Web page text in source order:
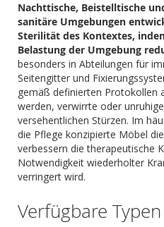
Nachttische, Beistelltische
sanitäre Umgebungen
Sterilität des Kontextes,
Belastung der Umgebung
besonders in Abteilungen für
Seitengitter und
gemäß definierten Protokollen
werden, verwirrte oder
versehentlichen Stürzen. Im
die Pflege konzipierte Möbel
verbessern die therapeutische
Notwendigkeit wiederholter
verringert wird.
Verfügbare Typen